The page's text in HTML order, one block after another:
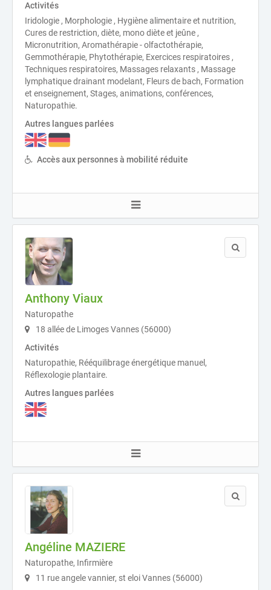
Activités
Iridologie , Morphologie , Hygiène alimentaire et nutrition,
Cures de restriction, diète, mono diète et jeûne ,
Micronutrition, Aromathérapie - olfactothérapie,
Gemmothérapie, Phytothérapie, Exercices respiratoires ,
Techniques respiratoires, Massages relaxants , Massage
lymphatique drainant modelant, Fleurs de bach, Formation
et enseignement, Stages, animations, conférences,
Naturopathie.
Autres langues parlées
Accès aux personnes à mobilité réduite
Anthony Viaux
Naturopathe
18 allée de Limoges Vannes (56000)
Activités
Naturopathie, Rééquilibrage énergétique manuel,
Réflexologie plantaire.
Autres langues parlées
Angéline MAZIERE
Naturopathe, Infirmière
11 rue angele vannier, st eloi Vannes (56000)